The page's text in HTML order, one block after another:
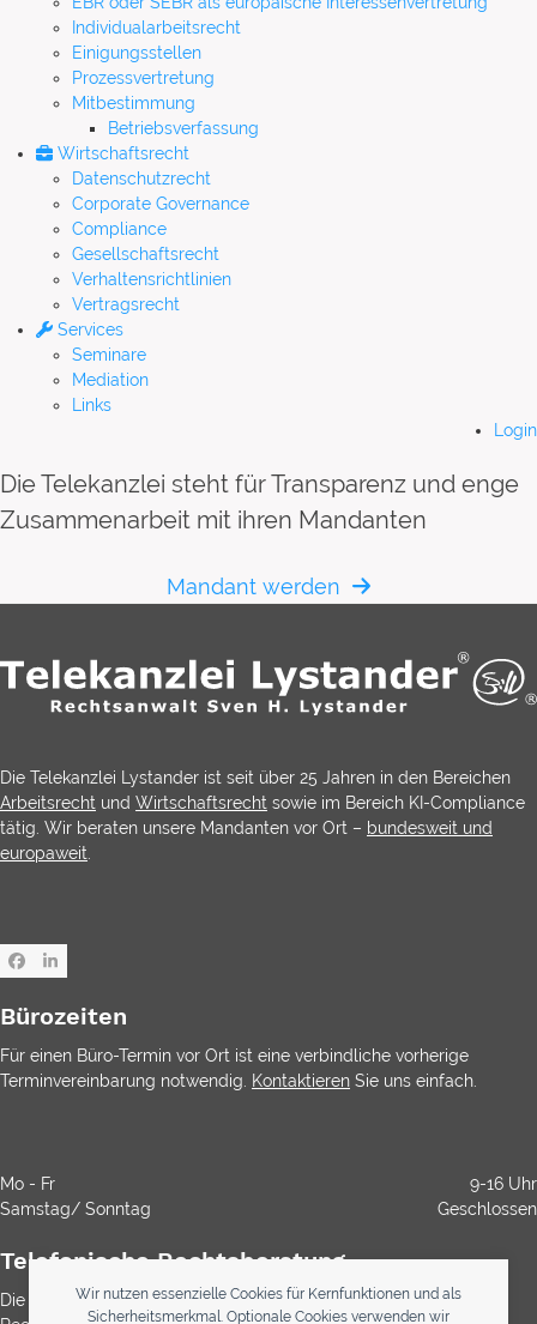
Wir nutzen essenzielle Cookies für Kernfunktionen und als
Sicherheitsmerkmal. Optionale Cookies verwenden wir
Individualarbeitsrecht
Einigungsstellen
Prozessvertretung
Mitbestimmung
Betriebsverfassung
Wirtschaftsrecht
Datenschutzrecht
Corporate Governance
Compliance
Gesellschaftsrecht
Verhaltensrichtlinien
Vertragsrecht
Services
Seminare
Mediation
Links
Login
Die Telekanzlei steht für Transparenz und enge
Zusammenarbeit mit ihren Mandanten
Mandant werden
Die Telekanzlei Lystander ist seit über 25 Jahren in den Bereichen
Arbeitsrecht und Wirtschaftsrecht sowie im Bereich KI-Compliance
tätig. Wir beraten unsere Mandanten vor Ort – bundesweit und
europaweit
Facebook
LinkedIn
Bürozeiten
Für einen Büro-Termin vor Ort ist eine verbindliche vorherige
Terminvereinbarung notwendig.
Kontaktieren Sie uns einfach.
Mo - Fr
9-16 Uhr
Samstag/ Sonntag
Geschlossen
Telefonische Rechtsberatung
Die Durchwahl ist kostenlos. Die Rechtsberatung ist gemäß